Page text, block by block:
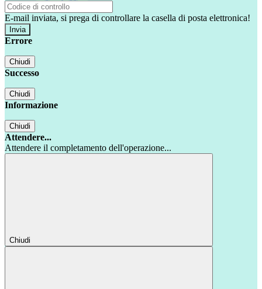
E-mail inviata, si prega di controllare la casella di posta elettronica!
Errore
Chiudi
Successo
Chiudi
Informazione
Chiudi
Attendere...
Attendere il completamento dell'operazione...
Chiudi